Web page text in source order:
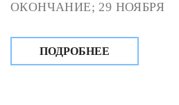
ОКОНЧАНИЕ; 29 НОЯБРЯ
ПОДРОБНЕЕ